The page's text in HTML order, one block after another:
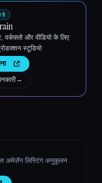
है
और वीडियो के लिए
स्टूडियो
→
अमेज़ॅन लिस्टिंग अनुकूलन